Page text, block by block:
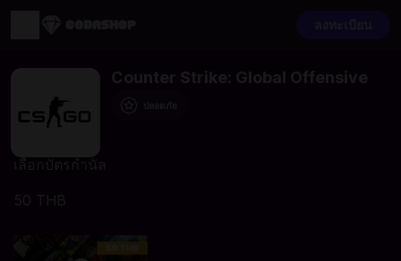
Counter Strike: Global Offensive
เลือกบัตรกำนัล
50 THB